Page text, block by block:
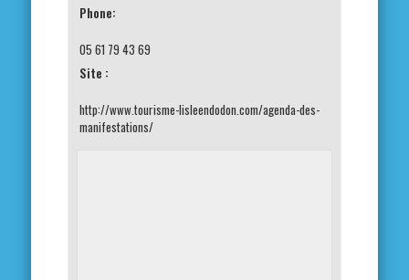
Phone:
05 61 79 43 69
Site :
http://www.tourisme-lisleendodon.com/agenda-des-
manifestations/